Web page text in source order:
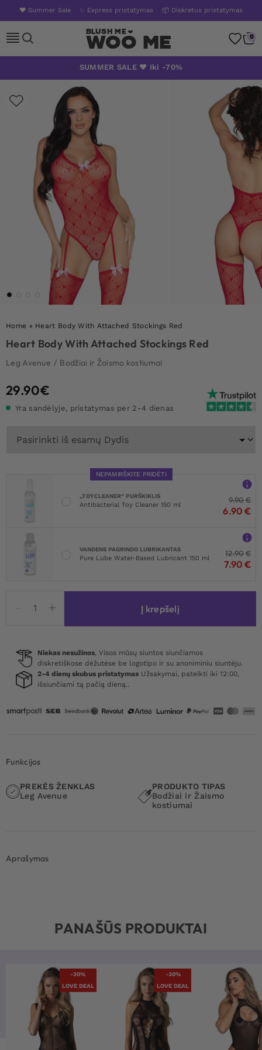
❤️ Summer Sale ✨ Express pristatymas 📦 Diskretus pristatymas
Woo Me 0
SUMMER SALE ❤️ Iki -70%
Home » Heart Body With Attached Stockings Red
Heart Body With Attached Stockings Red
Leg Avenue / Bodžiai ir Žaismo kostiumai
29.90€
Yra sandėlyje, pristatymas per 2-4 dienas
NEPAMIRŠKITE PRIDĖTI
„TOYCLEANER“ PURŠKIKLIS
Antibacterial Toy Cleaner 150 ml
9.90€
6.90 €
VANDENS PAGRINDO LUBRIKANTAS
Pure Lube Water-Based Lubricant 150 ml
12.90€
7.90 €
kiekis:
With
Attached
Stockings
Į krepšelį
Niekas nesužinos, Visos mūsų siuntos siunčiamos
diskretiškose dėžutėse be logotipo ir su anoniminiu siuntėju.
2-4 dienų skubus pristatymas Užsakymai, pateikti iki 12:00,
išsiunčiami tą pačią dieną..
Funkcijos
PREKĖS ŽENKLAS
Leg Avenue
PRODUKTO TIPAS
Bodžiai ir Žaismo
kostiumai
Aprašymas
PANAŠŪS PRODUKTAI
-30%
LOVE DEAL
-30%
LOVE DEAL